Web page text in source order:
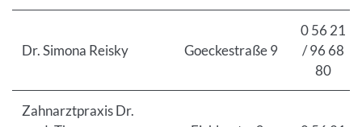
Dr. Simona Reisky Goeckestraße 9
0 56 21
/ 96 68
80
Zahnarztpraxis Dr.